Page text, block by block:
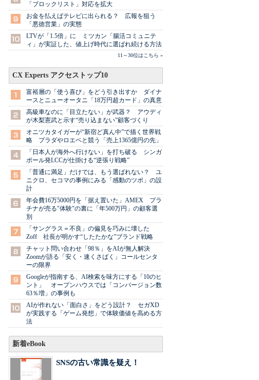
「ブロックリスト」対応を拡大
お金を払えばテレビに出られる？ 広報を狙う
「悪徳営業」の実態
LTVが「1.5倍」に ミツカン「腸活コミュニテ
ィ」が実証した、値上げ時代に選ばれ続ける方法
11～30位はこちら »
CX Experts アクセストップ10
富裕層の「使う喜び」をどう引き出すか ダイナ
ースとニューオータニ「18万円超カード」の真意
高級車なのに「目立たない」が武器？ アウディ
が木梨憲武と示す“売り込まない”顧客づくり
オニツカタイガーが“新宿ど真ん中”で描く世界戦
略 プラダやロエベと競う「売上1365億円の先」
「日本人が海外へ行けない」を打ち破る シンガ
ポール発LCCが仕掛ける“逆張り戦略”
「普通に満足」だけでは、もう選ばれない？ ユ
ニクロ、セコマの事例にみる「感動のツボ」の設
計
年会費16万5000円を「据え置いた」AMEX プラ
チナが売る"体験"の裏に「年500万円」の顧客選
別
「サングラス＝不良」の偏見を巧みに壊した
Zoff 社長が明かす“したたかな”ブランド戦略
チャット問い合わせ「98％」をAIが無人解決
Zoomが語る「安く・速くさばく」コールセンタ
ーの限界
Googleが指南する、AI検索を味方にする「10のヒ
ント」 オープンハウスでは「コンバージョン数
63％増」の事例も
AIが作れない「面白さ」をどう設計？ セガXD
が実践する「ゲーム発想」で体験価値を高める方
法
新着eBook
SNSの古い常識を疑え！